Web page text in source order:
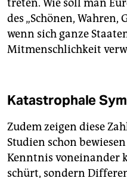
treten. Wie soll man
des „Schönen, Wahren,
wenn sich ganze
Mitmenschlichkeit
Katastrophale
Zudem zeigen diese
Studien schon
Kenntnis voneinander
schürt, sondern